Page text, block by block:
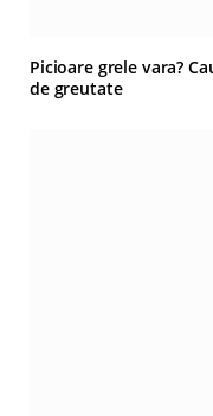
Picioare grele vara?
de greutate